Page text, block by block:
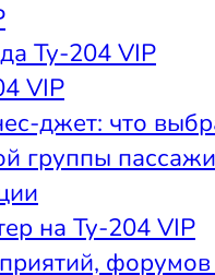
Ту-204 VIP
VIP
джет: что
группы
на Ту-204 VIP